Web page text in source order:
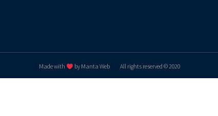
2020 © All rights reserved
Made with by Manta Web